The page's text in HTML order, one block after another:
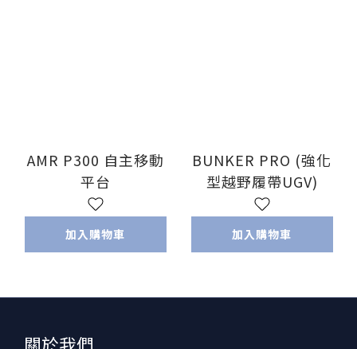
AMR P300 自主移動
平台
加入購物車
BUNKER PRO (強化
型越野履帶UGV)
加入購物車
關於我們